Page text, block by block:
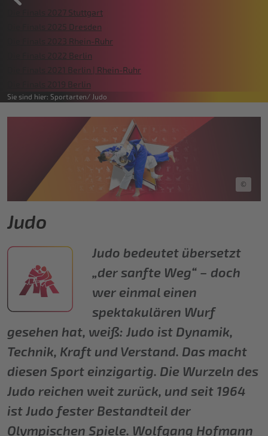
Die Finals 2027 Stuttgart
Die Finals 2025 Dresden
Die Finals 2023 Rhein-Ruhr
Die Finals 2022 Berlin
Die Finals 2021 Berlin | Rhein-Ruhr
Die Finals 2019 Berlin
Sie sind hier: Sportarten Judo
©
Judo
Judo bedeutet übersetzt
„der sanfte Weg“ – doch
wer einmal einen
spektakulären Wurf
gesehen hat, weiß: Judo ist Dynamik,
Technik, Kraft und Verstand. Das macht
diesen Sport einzigartig. Die Wurzeln des
Judo reichen weit zurück, und seit 1964
ist Judo fester Bestandteil der
Olympischen Spiele. Wolfgang Hofmann